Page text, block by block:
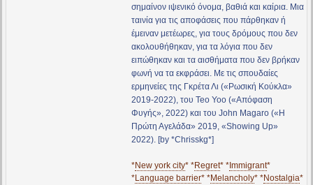
σημαίνον ιψενικό όνομα, βαθιά και καίρια. Μια
ταινία για τις αποφάσεις που πάρθηκαν ή
έμειναν μετέωρες, για τους δρόμους που δεν
ακολουθήθηκαν, για τα λόγια που δεν
ειπώθηκαν και τα αισθήματα που δεν βρήκαν
φωνή να τα εκφράσει. Με τις σπουδαίες
ερμηνείες της Γκρέτα Λι («Ρωσική Κούκλα»
2019-2022), του Teo Yoo («Απόφαση
Φυγής», 2022) και του John Magaro («Η
Πρώτη Αγελάδα» 2019, «Showing Up»
2022). [by *Chrisskg*]
*New york city* *Regret* *Immigrant*
*Language barrier* *Melancholy* *Nostalgia*